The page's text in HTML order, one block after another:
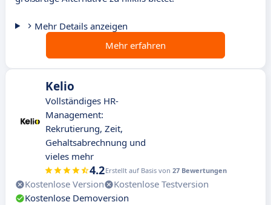
Mehr Details anzeigen
Mehr erfahren
Kelio
Vollständiges HR-
Management:
Rekrutierung, Zeit,
Gehaltsabrechnung und
vieles mehr
4.2Erstellt auf Basis von 27 Bewertungen
Kostenlose Version
Kostenlose Testversion
Kostenlose Demoversion